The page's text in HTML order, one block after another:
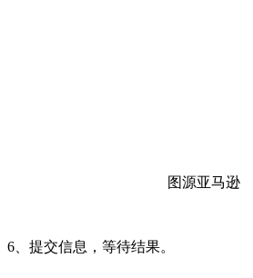
图源亚马逊
6、提交信息，等待结果。